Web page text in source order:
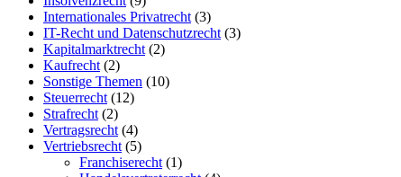
Internationales Privatrecht (3)
IT-Recht und Datenschutzrecht (3)
Kapitalmarktrecht (2)
Kaufrecht (2)
Sonstige Themen (10)
Steuerrecht (12)
Strafrecht (2)
Vertragsrecht (4)
Vertriebsrecht (5)
Franchiserecht (1)